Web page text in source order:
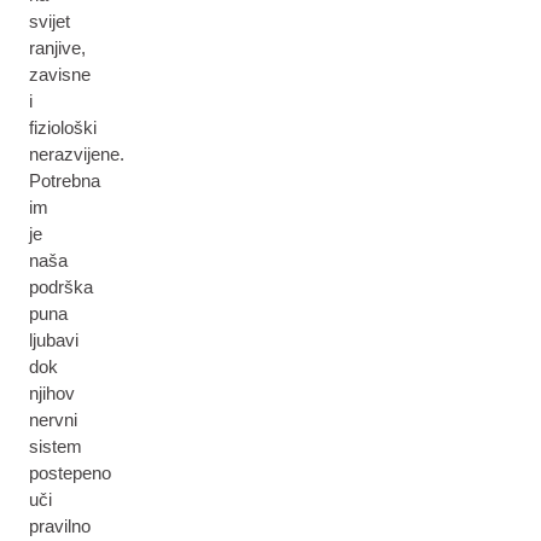
svijet
ranjive,
zavisne
i
fiziološki
nerazvijene.
Potrebna
im
je
naša
podrška
puna
ljubavi
dok
njihov
nervni
sistem
postepeno
uči
pravilno